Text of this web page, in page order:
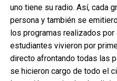
uno tiene su radio. Así, cada
persona y también se
los programas realizados por
estudiantes vivieron por
directo afrontando todas las
se hicieron cargo de todo el